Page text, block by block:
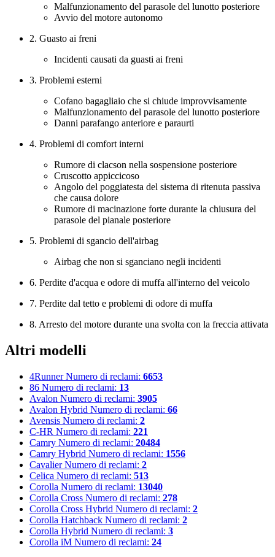
Malfunzionamento del parasole del lunotto posteriore
Avvio del motore autonomo
2. Guasto ai freni
Incidenti causati da guasti ai freni
3. Problemi esterni
Cofano bagagliaio che si chiude improvvisamente
Malfunzionamento del parasole del lunotto posteriore
Danni parafango anteriore e paraurti
4. Problemi di comfort interni
Rumore di clacson nella sospensione posteriore
Cruscotto appiccicoso
Angolo del poggiatesta del sistema di ritenuta passiva
che causa dolore
Rumore di macinazione forte durante la chiusura del
parasole del pianale posteriore
5. Problemi di sgancio dell'airbag
Airbag che non si sganciano negli incidenti
6. Perdite d'acqua e odore di muffa all'interno del veicolo
7. Perdite dal tetto e problemi di odore di muffa
8. Arresto del motore durante una svolta con la freccia attivata
Altri modelli
4Runner Numero di reclami: 6653
86 Numero di reclami: 13
Avalon Numero di reclami: 3905
Avalon Hybrid Numero di reclami: 66
Avensis Numero di reclami: 2
C-HR Numero di reclami: 221
Camry Numero di reclami: 20484
Camry Hybrid Numero di reclami: 1556
Cavalier Numero di reclami: 2
Celica Numero di reclami: 513
Corolla Numero di reclami: 13040
Corolla Cross Numero di reclami: 278
Corolla Cross Hybrid Numero di reclami: 2
Corolla Hatchback Numero di reclami: 2
Corolla Hybrid Numero di reclami: 3
Corolla iM Numero di reclami: 24